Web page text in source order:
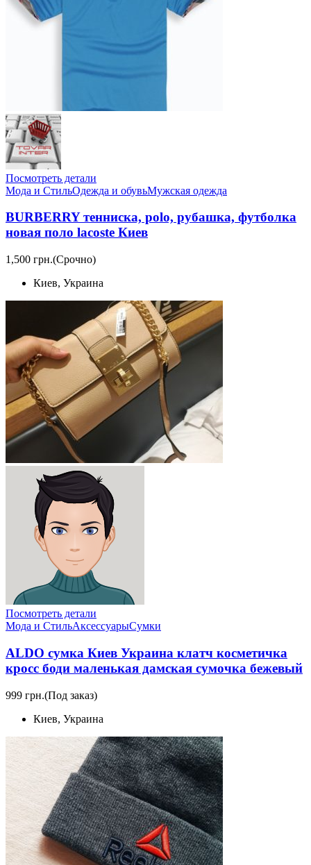
Посмотреть детали
Мода и СтильОдежда и обувьМужская одежда
BURBERRY тенниска, polo, рубашка, футболка
новая поло lacoste Киев
1,500 грн.(Срочно)
Киев, Украина
Посмотреть детали
Мода и СтильАксессуарыСумки
ALDO сумка Киев Украина клатч коcметичка
кросс боди маленькая дамская сумочка бежевый
999 грн.(Под заказ)
Киев, Украина